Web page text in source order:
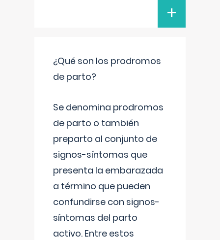
+
¿Qué son los prodromos
de parto?
Se denomina prodromos
de parto o también
preparto al conjunto de
signos-síntomas que
presenta la embarazada
a término que pueden
confundirse con signos-
síntomas del parto
activo. Entre estos